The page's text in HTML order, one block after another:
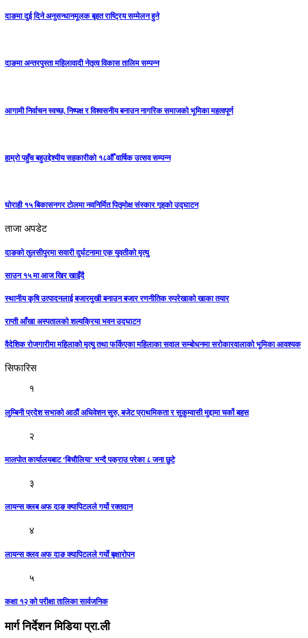
दाङमा दुई दिने अनुसन्धानमूलक बृहत राष्ट्रिय सम्मेलन हुने
दाङमा अन्तरपुस्ता महिलावादी नेतृत्व विकास तालिम सम्पन्न
आगामी निर्वाचन स्वच्छ, निष्पक्ष र विश्वसनीय बनाउन नागरिक समाजको भूमिका महत्वपूर्ण
हाम्रो पहुँच बहुउद्देश्यीय सहकारीको १८औँ वार्षिक उत्सव सम्पन्न
घोराही १५ बिकासनगर टोलमा नवनिर्मित पितृमोक्ष संस्कार गृहको उद्घाटन
ताजा अपडेट
दाङको तुलसीपुरमा सवारी दुर्घटनामा एक युवतीको मृत्यु
साउन १५ मा आज खिर खाइँदै
स्थानीय कृषि उत्पादनलाई बजारमुखी बनाउन बजार रणनीतिक रुपरेखाको खाका तयार
राप्ती आँखा अस्पतालको शल्यक्रिया भवन उद्घाटन
वैदेशिक रोजगारीमा महिलाको मृत्यु तथा फर्किएका महिलाका सवाल सम्बोधनमा सरोकारवालाको भूमिका आवश्यक
सिफारिस
१
लुम्बिनी प्रदेश सभाको आठौं अधिवेशन सुरु, बजेट प्राथमिकता र सुकुम्वासी मुद्दामा चर्को बहस
२
मालपोत कार्यालयबाट ‘बिचौलिया’ भन्दै पक्राउ परेका ८ जना छुटे
३
लायन्स क्लब अफ दाङ क्यापिटलले गर्यो रक्तदान
४
लायन्स क्लव अफ दाङ क्यापिटलले गर्याे बृक्षारोपन
५
कक्षा १२ को परीक्षा तालिका सार्वजनिक
मार्ग निर्देशन मिडिया प्रा.ली